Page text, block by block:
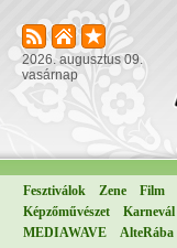
2026. augusztus 09.
vasárnap
Fesztiválok Zene Film
Képzőművészet
Karnevál
MEDIAWAVE
AlteRába